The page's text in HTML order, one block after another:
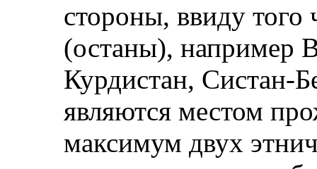
стороны, ввиду
(останы), например
Курдистан, Систан-
являются местом
максимум двух